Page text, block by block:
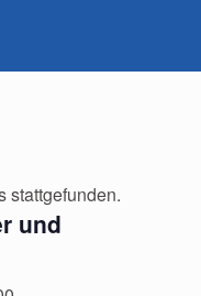
stattgefunden.
und